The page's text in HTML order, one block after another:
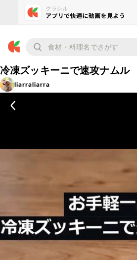
冷凍ズッキーニで速攻ナムル
liarraliarra